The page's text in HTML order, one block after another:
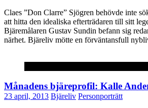
Claes ”Don Clarre” Sjögren behövde inte
att hitta den idealiska efterträdaren till sitt
Bjäremålaren Gustav Sundin befann sig
närhet. Bjäreliv mötte en förväntansfull
Månadens bjäreprofil: Kalle
23 april, 2013 Bjäreliv Personporträtt